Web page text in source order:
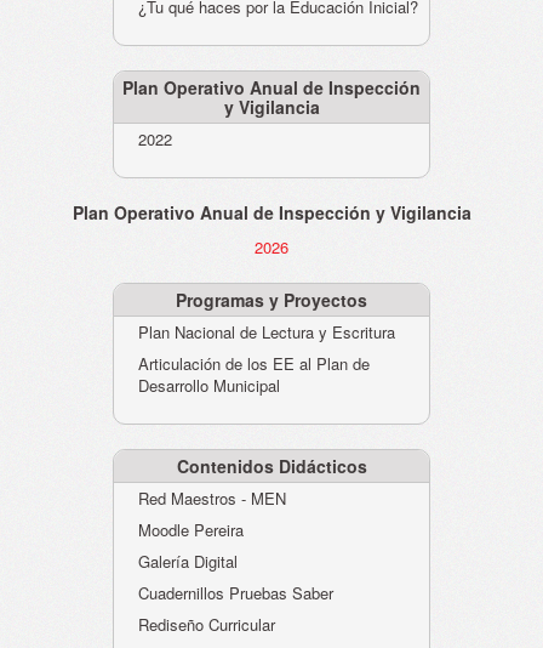
¿Tu qué haces por la Educación Inicial?
Plan Operativo Anual de Inspección
y Vigilancia
2022
Plan Operativo Anual de Inspección y Vigilancia
2026
Programas y Proyectos
Plan Nacional de Lectura y Escritura
Articulación de los EE al Plan de
Desarrollo Municipal
Contenidos Didácticos
Red Maestros - MEN
Moodle Pereira
Galería Digital
Cuadernillos Pruebas Saber
Rediseño Curricular